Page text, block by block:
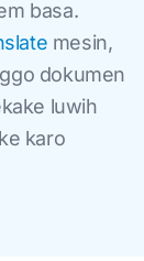
basa.
mesin,
dokumen
luwih
karo